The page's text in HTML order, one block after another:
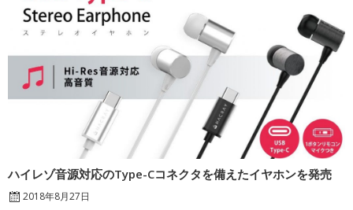
ハイレゾ音源対応のType-Cコネクタを備えたイヤホンを発売
2018年8月27日